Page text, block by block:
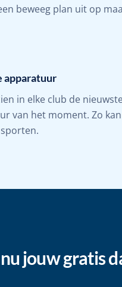
beweeg plan uit op
apparatuur
in elke club de
van het moment. Zo
jouw gratis